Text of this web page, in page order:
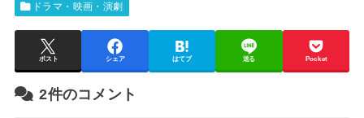
ドラマ・映画・演劇
ポスト シェア はてブ 送る Pocket
2件のコメント